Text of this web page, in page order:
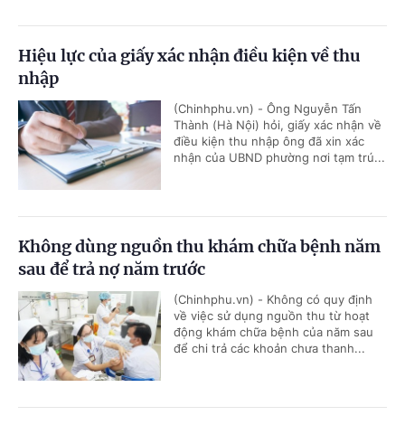
Hiệu lực của giấy xác nhận điều kiện về thu
nhập
(Chinhphu.vn) - Ông Nguyễn Tấn
Thành (Hà Nội) hỏi, giấy xác nhận về
điều kiện thu nhập ông đã xin xác
nhận của UBND phường nơi tạm trú...
Không dùng nguồn thu khám chữa bệnh năm
sau để trả nợ năm trước
(Chinhphu.vn) - Không có quy định
về việc sử dụng nguồn thu từ hoạt
động khám chữa bệnh của năm sau
để chi trả các khoản chưa thanh...